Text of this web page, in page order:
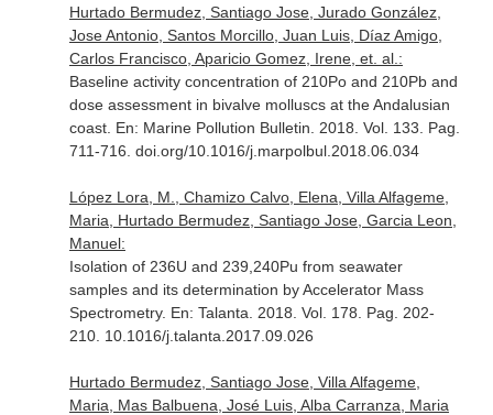
Hurtado Bermudez, Santiago Jose, Jurado González,
Jose Antonio, Santos Morcillo, Juan Luis, Díaz Amigo,
Carlos Francisco, Aparicio Gomez, Irene, et. al.:
Baseline activity concentration of 210Po and 210Pb and
dose assessment in bivalve molluscs at the Andalusian
coast. En: Marine Pollution Bulletin . 2018. Vol. 133. Pag.
711-716. doi.org/10.1016/j.marpolbul.2018.06.034
López Lora, M., Chamizo Calvo, Elena, Villa Alfageme,
Maria, Hurtado Bermudez, Santiago Jose, Garcia Leon,
Manuel:
Isolation of 236U and 239,240Pu from seawater
samples and its determination by Accelerator Mass
Spectrometry. En: Talanta . 2018. Vol. 178. Pag. 202-
210. 10.1016/j.talanta.2017.09.026
Hurtado Bermudez, Santiago Jose, Villa Alfageme,
Maria, Mas Balbuena, José Luis, Alba Carranza, Maria